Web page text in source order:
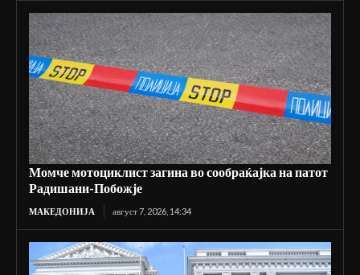
Момче мотоциклист загина во сообраќајка на патот
Радишани-Побожје
МАКЕДОНИЈА август 7, 2026, 14:34